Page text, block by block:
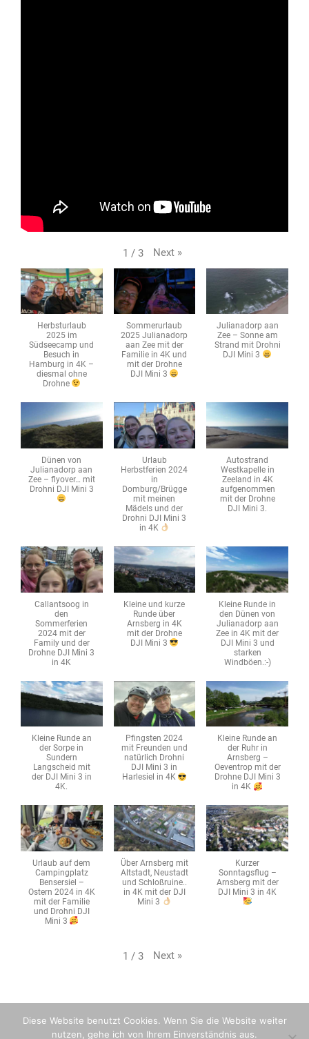
1 / 3 Next »
Herbsturlaub
2025 im
Südseecamp und
Besuch in
Hamburg in 4K –
diesmal ohne
Drohne
Sommerurlaub
2025 Julianadorp
aan Zee mit der
Familie in 4K und
mit der Drohne
DJI Mini 3
Julianadorp aan
Zee – Sonne am
Strand mit Drohni
DJI Mini 3
Dünen von
Julianadorp aan
Zee – flyover… mit
Drohni DJI Mini 3
Urlaub
Herbstferien 2024
in
Domburg/Brügge
mit meinen
Mädels und der
Drohni DJI Mini 3
in 4K
Autostrand
Westkapelle in
Zeeland in 4K
aufgenommen
mit der Drohne
DJI Mini 3.
Callantsoog in
den
Sommerferien
2024 mit der
Family und der
Drohne DJI Mini 3
in 4K
Kleine und kurze
Runde über
Arnsberg in 4K
mit der Drohne
DJI Mini 3
Kleine Runde in
den Dünen von
Julianadorp aan
Zee in 4K mit der
DJI Mini 3 und
starken
Windböen.:-)
Kleine Runde an
der Sorpe in
Sundern
Langscheid mit
der DJI Mini 3 in
4K.
Pfingsten 2024
mit Freunden und
natürlich Drohni
DJI Mini 3 in
Harlesiel in 4K
Kleine Runde an
der Ruhr in
Arnsberg –
Oeventrop mit der
Drohne DJI Mini 3
in 4K
Urlaub auf dem
Campingplatz
Bensersiel –
Ostern 2024 in 4K
mit der Familie
und Drohni DJI
Mini 3
Über Arnsberg mit
Altstadt, Neustadt
und Schloßruine..
in 4K mit der DJI
Mini 3
Kurzer
Sonntagsflug –
Arnsberg mit der
DJI Mini 3 in 4K
1 / 3 Next »
© 2026 - Cardaci Networks -Impressum-Datenschutz
Diese Website benutzt Cookies. Wenn Sie die Website weiter
nutzen, gehe ich von Ihrem Einverständnis aus.